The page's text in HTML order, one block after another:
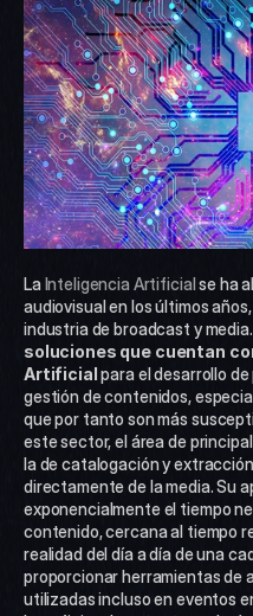
La Inteligencia Artificial se ha
audiovisual en los últimos
industria de broadcast y media.
soluciones que cuentan
Artificial para el desarrollo
gestión de contenidos,
que por tanto son más
este sector, el área de
la de catalogación y
directamente de la media. Su
exponencialmente el tiempo
contenido, cercana al tiempo
realidad del día a día de una
proporcionar herramientas de
utilizadas incluso en eventos